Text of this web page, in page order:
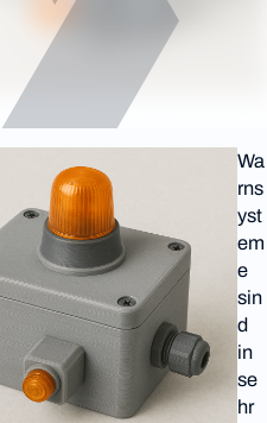
Wa
rns
yst
em
e
sin
d
in
se
hr